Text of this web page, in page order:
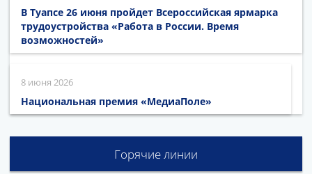
В Туапсе 26 июня пройдет Всероссийская ярмарка
трудоустройства «Работа в России. Время
возможностей»
8 июня 2026
Национальная премия «МедиаПоле»
Горячие линии